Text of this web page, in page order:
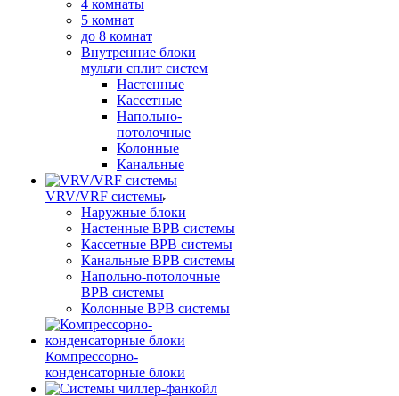
4 комнаты
5 комнат
до 8 комнат
Внутренние блоки
мульти сплит систем
Настенные
Кассетные
Напольно-
потолочные
Колонные
Канальные
VRV/VRF системы
Наружные блоки
Настенные ВРВ системы
Кассетные ВРВ системы
Канальные ВРВ системы
Напольно-потолочные
ВРВ системы
Колонные ВРВ системы
Компрессорно-
конденсаторные блоки